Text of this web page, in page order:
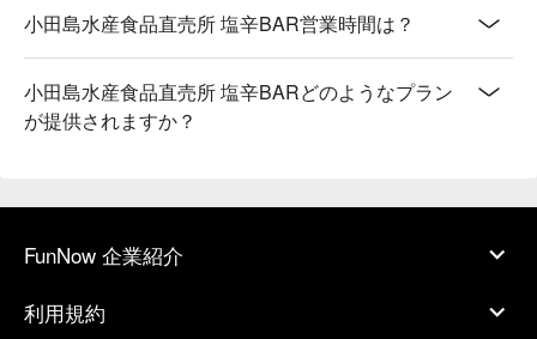
小田島水産食品直売所 塩辛BAR営業時間は？
小田島水産食品直売所 塩辛BARどのようなプラン
が提供されますか？
FunNow 企業紹介
利用規約